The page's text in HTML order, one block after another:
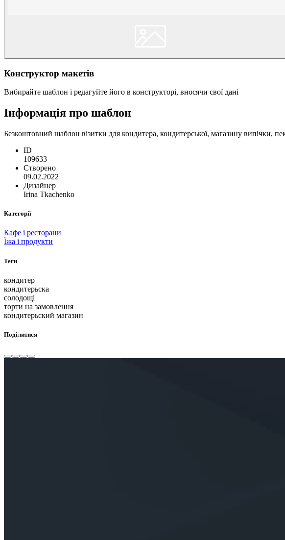
Конструктор макетів
Вибирайте шаблон і редагуйте його в конструкторі, вносячи свої дані
Інформація про шаблон
Безкоштовний шаблон візитки для кондитера, кондитерської, магазину випічки,
ID
109633
Створено
09.02.2022
Дизайнер
Irina Tkachenko
Категорії
Кафе і ресторани
Їжа і продукти
Теги
кондитер
кондитерьска
солодощі
торти на замовлення
кондитерьский магазин
Поділитися